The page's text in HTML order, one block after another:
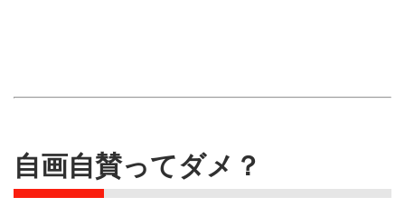
自画自賛ってダメ？